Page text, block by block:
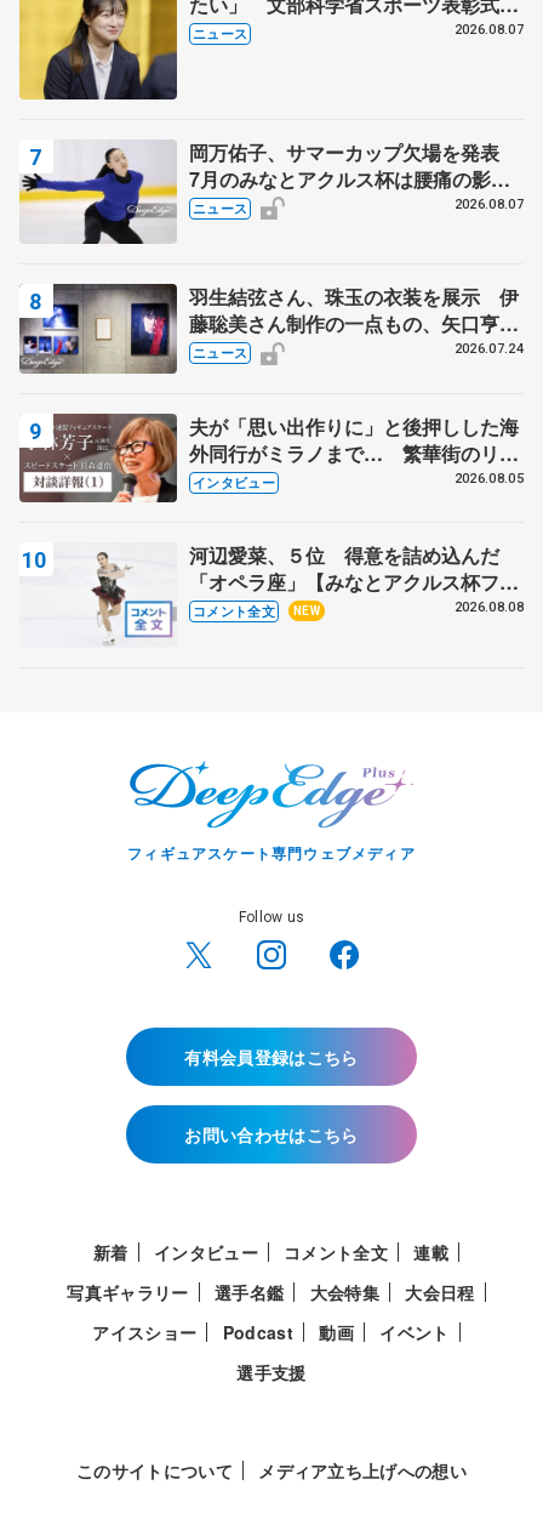
代表謝辞
ニュース 2026.08.07
岡万佑子、サマーカップ欠場を発表
7月のみなとアクルス杯は腰痛の影響
で
ニュース 2026.08.07
羽生結弦さん、珠玉の衣装を展示 伊
藤聡美さん制作の一点もの、矢口亨さ
んが撮影
ニュース 2026.07.24
夫が「思い出作りに」と後押しした海
外同行がミラノまで… 繁華街のリン
クでは不良のお兄さんも味方に 小林
インタビュー 2026.08.05
河辺愛菜、５位 得意を詰め込んだ
「オペラ座」【みなとアクルス杯フリ
ー】
コメント全文 NEW 2026.08.08
フィギュアスケート専門ウェブメディア
Follow us
有料会員登録はこちら
お問い合わせはこちら
新着 インタビュー コメント全文
連載
写真ギャラリー
選手名鑑 大会特集
大会日程
アイスショー
Podcast 動画
イベント
選手支援
このサイトについて メディア立ち上げへの想い